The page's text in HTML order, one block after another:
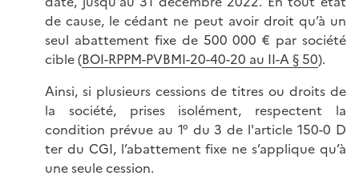
de cause, le cédant ne peut avoir droit qu’à un
seul abattement fixe de 500 000 € par société
cible (BOI-RPPM-PVBMI-20-40-20 au II-A § 50).
Ainsi, si plusieurs cessions de titres ou droits de
la société, prises isolément, respectent la
condition prévue au 1° du 3 de l'article 150-0 D
ter du CGI, l’abattement fixe ne s’applique qu’à
une seule cession.